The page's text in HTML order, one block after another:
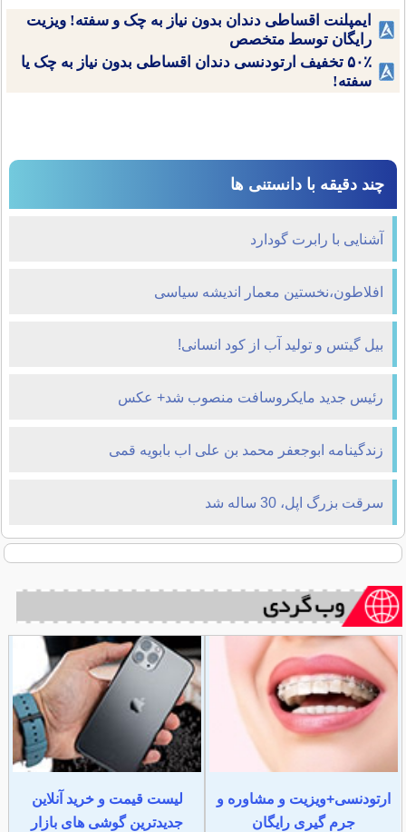
ایمپلنت اقساطی دندان بدون نیاز به چک و سفته! ویزیت
رایگان توسط متخصص
۵۰٪ تخفیف ارتودنسی دندان اقساطی بدون نیاز به چک یا
سفته!
چند دقیقه با دانستنی ها
آشنایی با رابرت گودارد
افلاطون،نخستين معمار انديشه سياسی
بیل گیتس و تولید آب از کود انسانی!
رئیس جدید مایکروسافت منصوب شد+ عکس
زندگینامه ابوجعفر محمد بن علی اب بابویه قمی
سرقت بزرگ اپل، 30 ساله شد
ارتودنسی+ویزیت و مشاوره و
جرم گیری رایگان
لیست قیمت و خرید آنلاین
جدیدترین گوشی های بازار